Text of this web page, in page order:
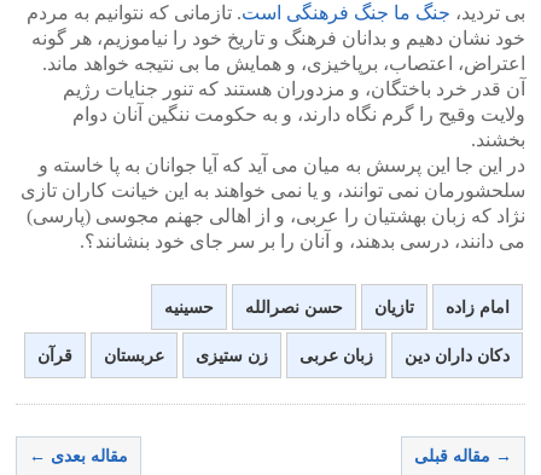
بی تردید، جنگ ما جنگ فرهنگی است. تازمانی که نتوانیم به مردم
خود نشان دهیم و بدانان فرهنگ و تاریخ خود را نیاموزیم، هر گونه
اعتراض، اعتصاب، برپاخیزی، و همایش ما بی نتیجه خواهد ماند.
آن قدر خرد باختگان، و مزدوران هستند که تنور جنایات رژیم
ولایت وقیح را گرم نگاه دارند، و به حکومت ننگین آنان دوام
بخشند.
در این جا این پرسش به میان می آید که آیا جوانان به پا خاسته و
سلحشورمان نمی توانند، و یا نمی خواهند به این خیانت کاران تازی
نژاد که زبان بهشتیان را عربی، و از اهالی جهنم مجوسی (پارسی)
می دانند، درسی بدهند، و آنان را بر سر جای خود بنشانند؟.
امام زاده تازیان حسن نصرالله حسینیه
دکان داران دین زبان عربی زن ستیزی عربستان قرآن
→ مقاله قبلی مقاله بعدی ←